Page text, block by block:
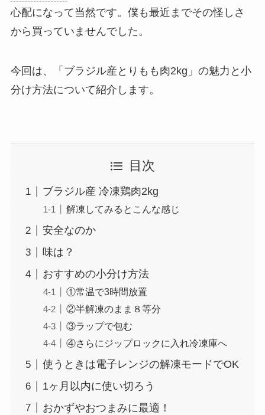
心配になって当然です。僕も最近までその怪しさ
から買っていませんでした。
今回は、「ブラジル産とりもも肉2kg」の魅力と小
分け方法について紹介します。
目次
ブラジル産 冷凍鶏肉2kg
解凍してみるとこんな感じ
安全なのか
味は？
おすすめの小分け方法
①常温で3時間放置
②半解凍のまま８等分
③ラップで包む
④さらにジップロックに入れ冷凍庫へ
使うときは電子レンジの解凍モードでOK
1ヶ月以内に使い切ろう
おかずやおつまみに最適！